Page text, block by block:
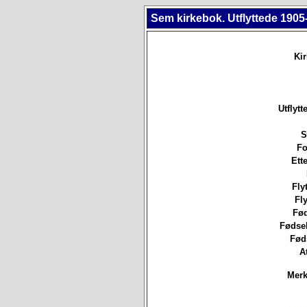
Sem kirkebok. Utflyttede